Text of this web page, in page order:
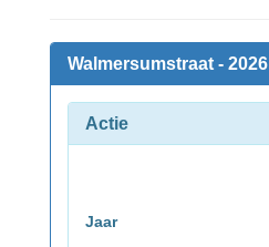
Walmersumstraat - 2026
Actie
Jaar